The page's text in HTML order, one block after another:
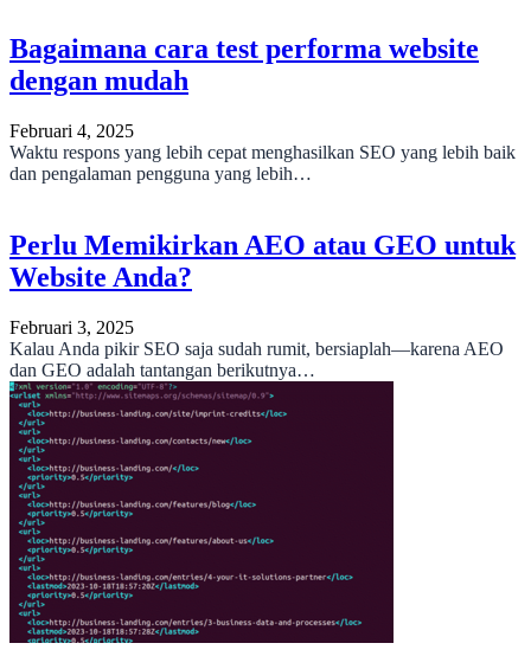
Bagaimana cara test performa website
dengan mudah
Februari 4, 2025
Waktu respons yang lebih cepat menghasilkan SEO yang lebih baik
dan pengalaman pengguna yang lebih…
Perlu Memikirkan AEO atau GEO untuk
Website Anda?
Februari 3, 2025
Kalau Anda pikir SEO saja sudah rumit, bersiaplah—karena AEO
dan GEO adalah tantangan berikutnya…